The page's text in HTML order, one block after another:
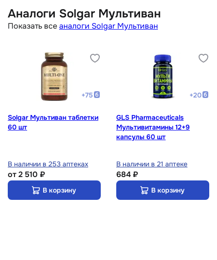
Аналоги Solgar Мультиван
Показать всеаналоги Solgar Мультиван
+75
Solgar Мультиван таблетки
60 шт
В наличии в 253 аптеках
от2 510 ₽
В корзину
+20
GLS Pharmaceuticals
Мультивитамины 12+9
капсулы 60 шт
В наличии в 21 аптеке
684 ₽
В корзину